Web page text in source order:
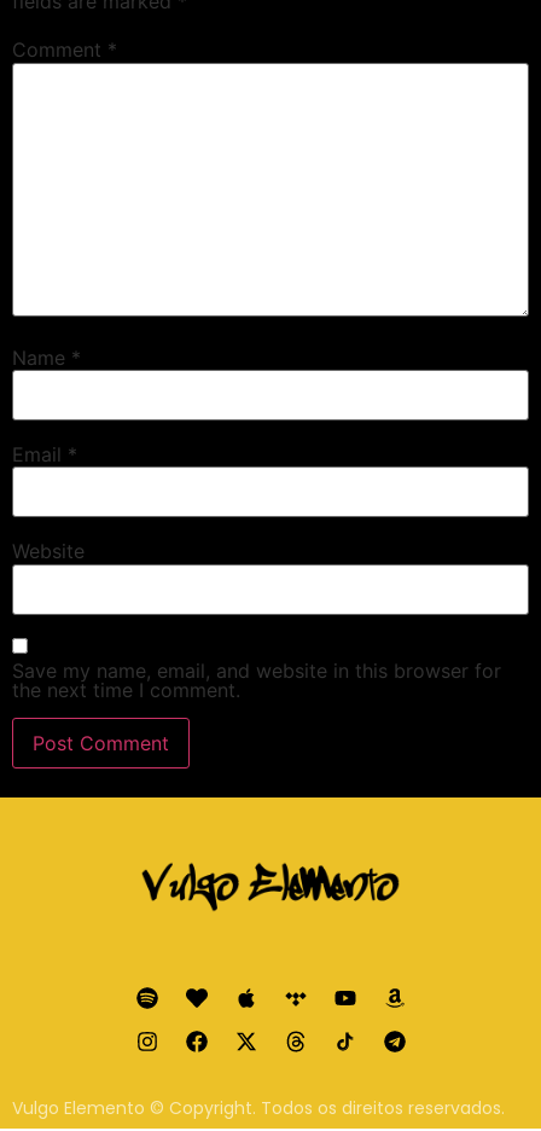
Comment *
Name *
Email *
Website
Save my name, email, and website in this browser for
the next time I comment.
Vulgo Elemento © Copyright. Todos os direitos reservados.